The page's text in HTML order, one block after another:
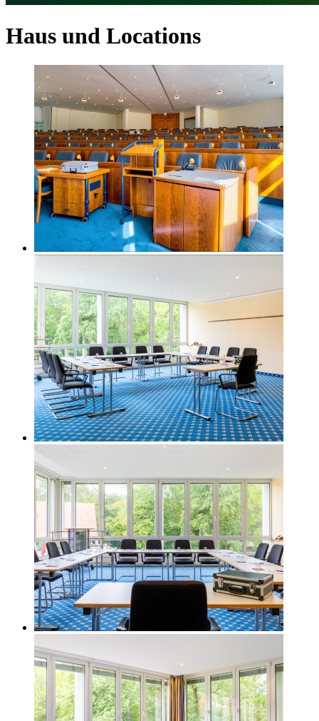
Haus und Locations